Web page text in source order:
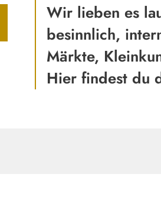
Wir lieben es
besinnlich,
Märkte,
Hier findest du